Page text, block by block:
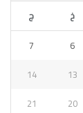
خ ج
6
7
13
14
20
21